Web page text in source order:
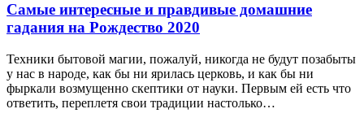
Самые интересные и правдивые домашние
гадания на Рождество 2020
Техники бытовой магии, пожалуй, никогда не будут позабыты
у нас в народе, как бы ни ярилась церковь, и как бы ни
фыркали возмущенно скептики от науки. Первым ей есть что
ответить, переплетя свои традиции настолько…